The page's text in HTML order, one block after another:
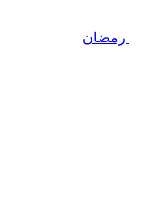
رمضان